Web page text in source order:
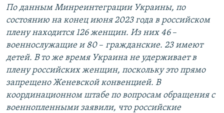
По данным Минреинтеграции Украины, по
состоянию на конец июня 2023 года в российском
плену находится 126 женщин. Из них 46–​
военнослужащие и 80 –​ гражданские. 23 имеют
детей. В то же время Украина не удерживает в
плену российских женщин, поскольку это прямо
запрещено Женевской конвенцией. В
координационном штабе по вопросам обращения с
военнопленными заявили, что российские